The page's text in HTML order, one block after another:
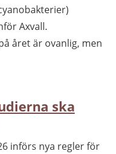
Axvall.
året är ovanlig, men
ska
införs nya regler för